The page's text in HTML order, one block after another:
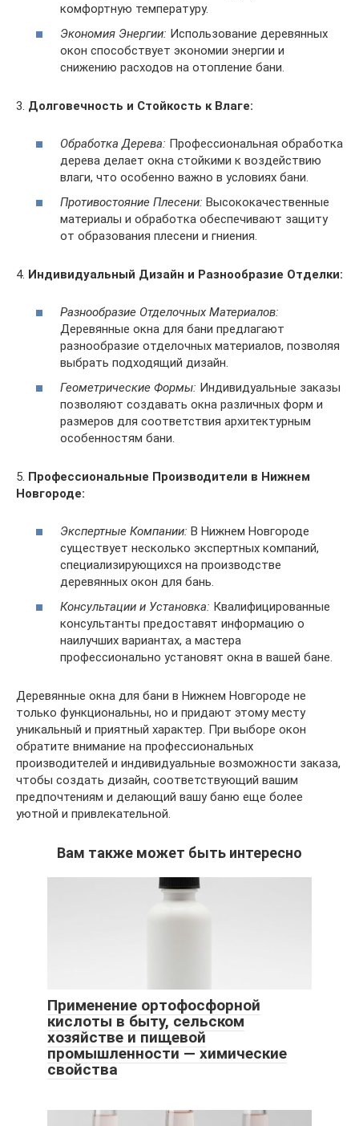
комфортную температуру.
Экономия Энергии: Использование деревянных
окон способствует экономии энергии и
снижению расходов на отопление бани.
3. Долговечность и Стойкость к Влаге:
Обработка Дерева: Профессиональная обработка
дерева делает окна стойкими к воздействию
влаги, что особенно важно в условиях бани.
Противостояние Плесени: Высококачественные
материалы и обработка обеспечивают защиту
от образования плесени и гниения.
4. Индивидуальный Дизайн и Разнообразие Отделки:
Разнообразие Отделочных Материалов:
Деревянные окна для бани предлагают
разнообразие отделочных материалов, позволяя
выбрать подходящий дизайн.
Геометрические Формы: Индивидуальные заказы
позволяют создавать окна различных форм и
размеров для соответствия архитектурным
особенностям бани.
5. Профессиональные Производители в Нижнем
Новгороде:
Экспертные Компании: В Нижнем Новгороде
существует несколько экспертных компаний,
специализирующихся на производстве
деревянных окон для бань.
Консультации и Установка: Квалифицированные
консультанты предоставят информацию о
наилучших вариантах, а мастера
профессионально установят окна в вашей бане.
Деревянные окна для бани в Нижнем Новгороде не
только функциональны, но и придают этому месту
уникальный и приятный характер. При выборе окон
обратите внимание на профессиональных
производителей и индивидуальные возможности заказа,
чтобы создать дизайн, соответствующий вашим
предпочтениям и делающий вашу баню еще более
уютной и привлекательной.
Вам также может быть интересно
Применение ортофосфорной
кислоты в быту, сельском
хозяйстве и пищевой
промышленности — химические
свойства